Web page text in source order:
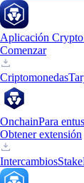
Aplicación
Comenzar
Criptomonedas
OnchainPara
Obtener extensión
IntercambiosStake